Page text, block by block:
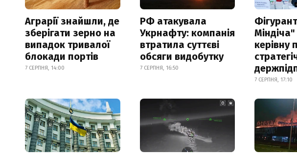
Аграрії знайшли, де
зберігати зерно на
випадок тривалої
блокади портів
7 СЕРПНЯ, 14:00
РФ атакувала
Укрнафту: компанія
втратила суттєві
обсяги видобутку
7 СЕРПНЯ, 16:50
керівну
7 СЕРПНЯ, 17:10